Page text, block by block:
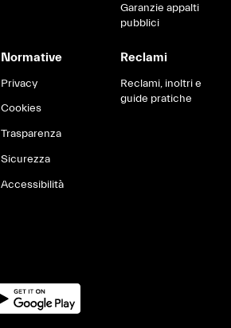
Normative
Privacy
Cookies
Trasparenza
Sicurezza
Accessibilità
Reclami
Reclami, inoltri e
guide pratiche
Garanzie appalti
pubblici